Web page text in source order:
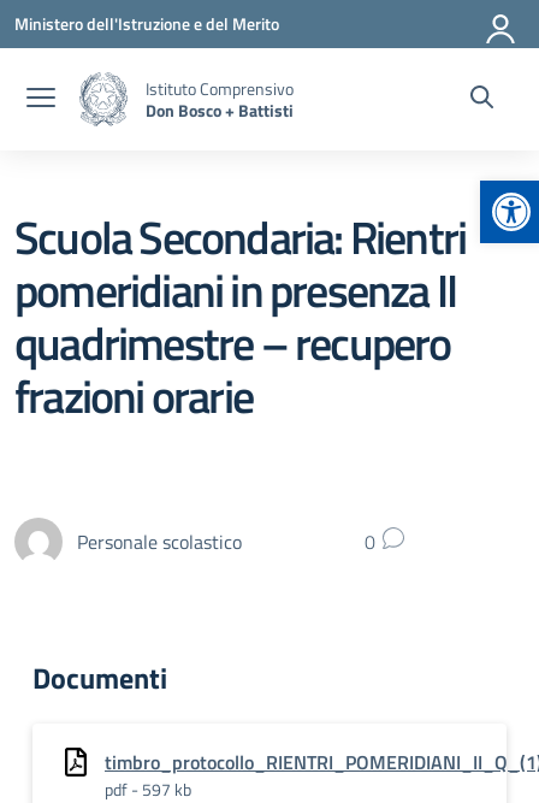
Vai ai contenuti
Vai al menu di navigazione
Vai al footer
Ministero dell'Istruzione e del Merito
Istituto Comprensivo
Don Bosco + Battisti
Scuola Secondaria: Rientri
pomeridiani in presenza II
quadrimestre – recupero
frazioni orarie
Personale scolastico 0
Documenti
pdf - 597 kb